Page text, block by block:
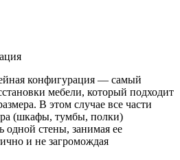
конфигурация — самый
мебели, который подходит
В этом случае все части
(шкафы, тумбы, полки)
одной стены, занимая ее
и не загромождая